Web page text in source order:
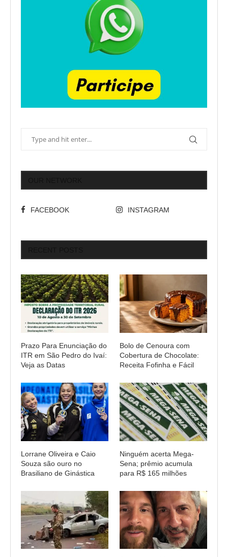
FACEBOOK INSTAGRAM
Prazo Para Enunciação do
ITR em São Pedro do Ivaí:
Veja as Datas
Bolo de Cenoura com
Cobertura de Chocolate:
Receita Fofinha e Fácil
Lorrane Oliveira e Caio
Souza são ouro no
Brasiliano de Ginástica
Ninguém acerta Mega-
Sena; prêmio acumula
para R$ 165 milhões